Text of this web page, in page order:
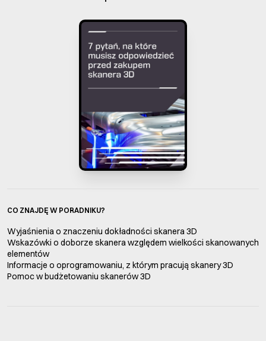
CO ZNAJDĘ W PORADNIKU?
Wyjaśnienia o znaczeniu dokładności skanera 3D
Wskazówki o doborze skanera względem wielkości skanowanych
elementów
Informacje o oprogramowaniu, z którym pracują skanery 3D
Pomoc w budżetowaniu skanerów 3D